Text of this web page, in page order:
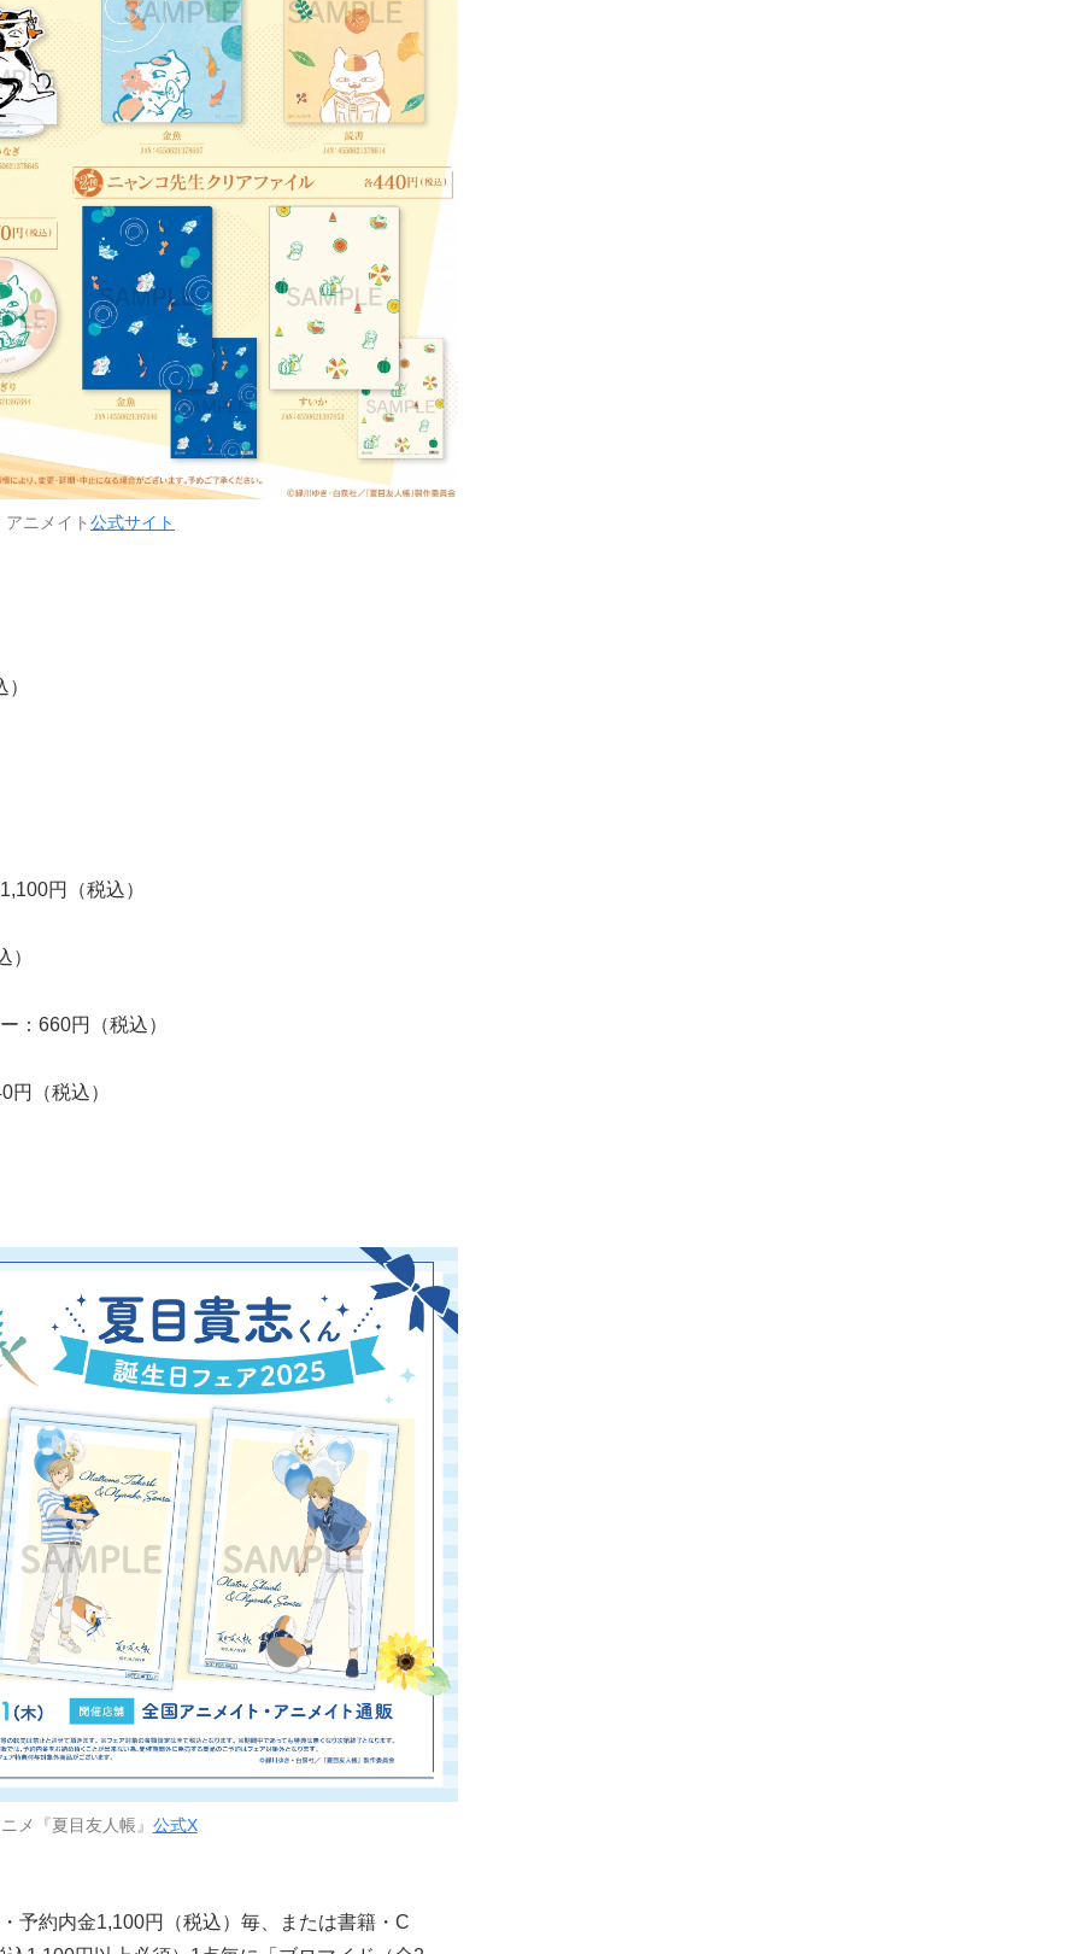
アニメイト公式サイト
円（税込）
）
：660円（税込）
円（税込）
メ『夏目友人帳』 公式X
予約内金1,100円（税込）毎、または書籍・C